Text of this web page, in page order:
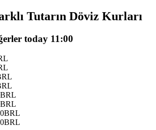
güçlerinizi birleştirin
Tutarın Döviz Kurları
today 11:00
BRL
BRL
0BRL
0BRL